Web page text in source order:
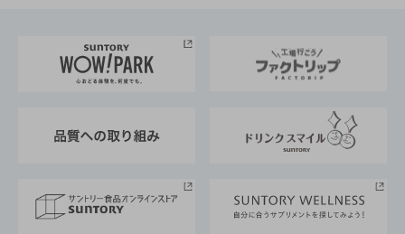
地域情報
サントリーサンバーズ大阪
サントリーが考えるサステナビリティ経営
企業概要
採用情報